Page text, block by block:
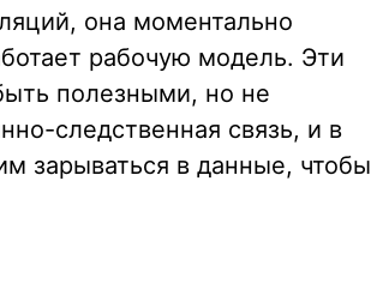
она моментально
рабочую модель. Эти
полезными, но не
следственная связь, и в
зарываться в данные, чтобы